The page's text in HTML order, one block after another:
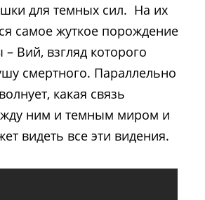
для темных сил. На их
самое жуткое порождение
Вий, взгляд которого
смертного. Параллельно
какая связь
ним и темным миром и
видеть все эти видения.